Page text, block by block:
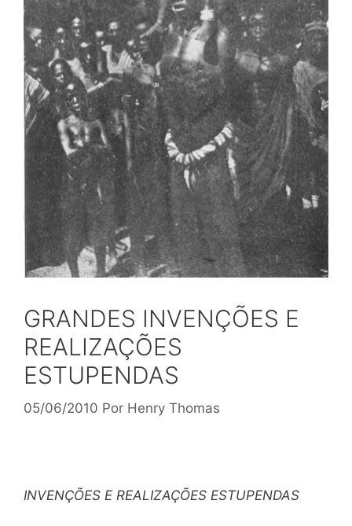
GRANDES INVENÇÕES E
REALIZAÇÕES
ESTUPENDAS
05/06/2010 Por Henry Thomas
INVENÇÕES E REALIZAÇÕES ESTUPENDAS